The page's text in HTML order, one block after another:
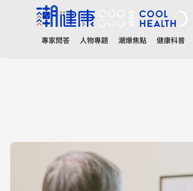
專家問答 人物專題 潮爆焦點 健康科普